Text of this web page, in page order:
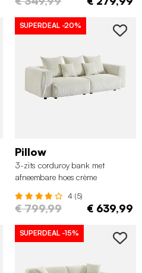
SUPERDEAL -20%
Pillow
3-zits corduroy bank met
afneembare hoes crème
4 (5)
€ 799,99 € 639,99
SUPERDEAL -15%